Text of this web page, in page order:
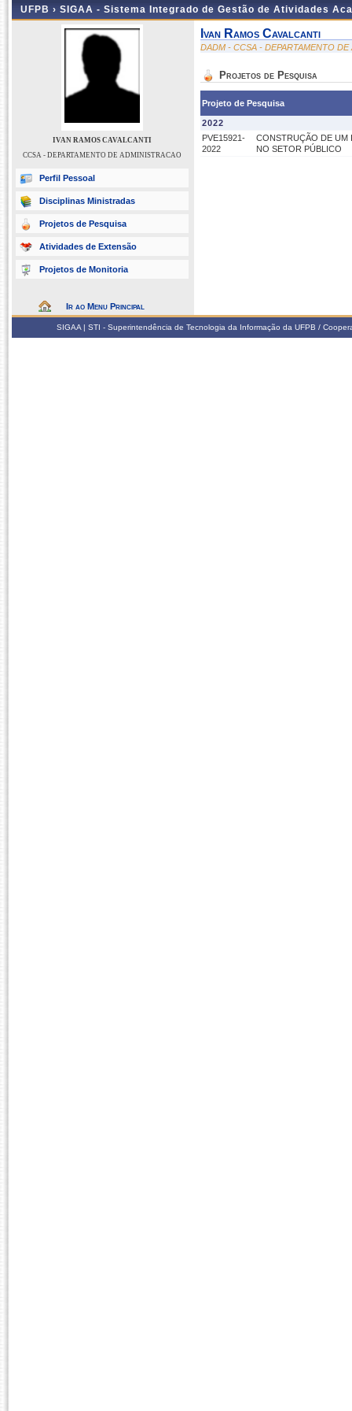
UFPB › SIGAA - Sistema Integrado de Gestão de Atividades
IVAN RAMOS CAVALCANTI
CCSA - DEPARTAMENTO DE ADMINISTRACAO
Perfil Pessoal
Disciplinas Ministradas
Projetos de Pesquisa
Atividades de Extensão
Projetos de Monitoria
Ir ao Menu Principal
Ivan Ramos Cavalcanti
DADM - CCSA - DEPARTAMENTO
Projetos de Pesquisa
Projeto de Pesquisa
2022
PVE15921-
2022
CONSTRUÇÃO DE UM
NO SETOR PÚBLICO
SIGAA | STI - Superintendência de Tecnologia da Informação da UFPB /